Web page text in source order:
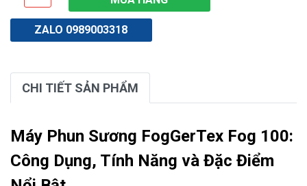
ZALO 0989003318
CHI TIẾT SẢN PHẨM
Máy Phun Sương FogGerTex Fog 100:
Công Dụng, Tính Năng và Đặc Điểm